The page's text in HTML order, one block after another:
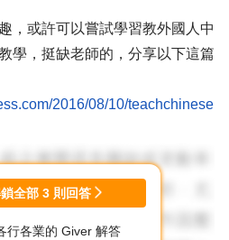
，或許可以嘗試學習教外國人中
學，挺缺老師的，分享以下這篇
2016/08/10/teachchinese
全部 3 則回答
行各業的 Giver 解答